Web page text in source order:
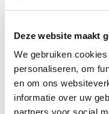
Deze website maakt
We gebruiken
personaliseren, om
en om ons
informatie over uw
partners voor social
Informatie